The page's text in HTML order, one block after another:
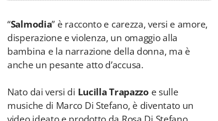
“Salmodia” è racconto e carezza, versi e amore,
disperazione e violenza, un omaggio alla
bambina e la narrazione della donna, ma è
anche un pesante atto d’accusa.
Nato dai versi di Lucilla Trapazzo e sulle
musiche di Marco Di Stefano, è diventato un